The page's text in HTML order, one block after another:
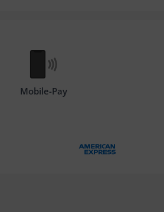
Mobile-Pay